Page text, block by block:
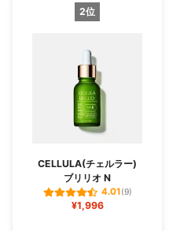
2位
CELLULA(チェルラー)
ブリリオ N
4.01(9)
¥1,996